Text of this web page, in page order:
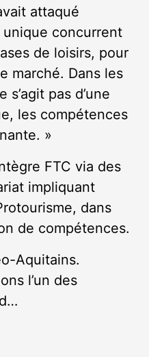
attaqué
concurrent
de loisirs, pour
marché. Dans les
pas d’une
les compétences
»
FTC via des
impliquant
dans
de compétences.
Aquitains.
l’un des